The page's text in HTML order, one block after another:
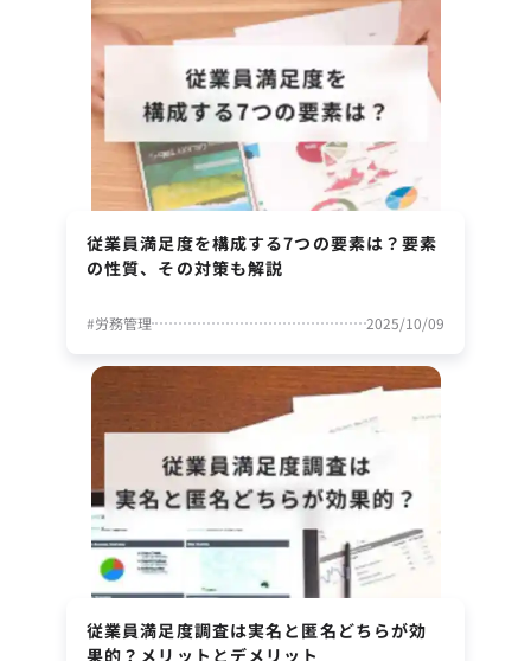
従業員満足度を構成する7つの要素は？要素
の性質、その対策も解説
#労務管理 2025/10/09
従業員満足度調査は実名と匿名どちらが効
果的？メリットとデメリット